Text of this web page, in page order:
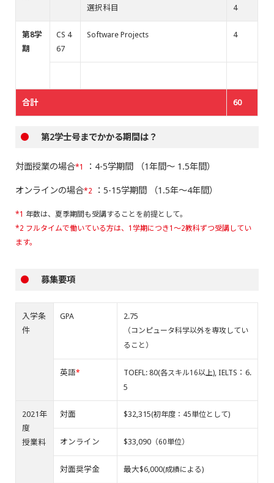
選択科目 4
第8学
期
CS 4
67
Software Projects 4
合計 60
● 第2学士号までかかる期間は？
対面授業の場合*1 ：4-5学期間 （1年間～ 1.5年間）
オンラインの場合*2 ：5-15学期間 （1.5年～4年間）
*1 年数は、夏季期間も受講することを前提として。
*2 フルタイムで働いている方は、1学期につき1～2教科ずつ受講してい
ます。
● 募集要項
入学条
件
GPA 2.75
（コンピュータ科学以外を専攻してい
ること）
英語* TOEFL: 80(各スキル16以上) , IELTS：6.
5
2021年
度
授業料
対面 $32,315(初年度：45単位として)
オンライン $33,090 （60単位）
対面奨学金 最大$6,000(成績による)